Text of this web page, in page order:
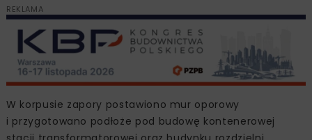
REKLAMA
W korpusie zapory postawiono mur oporowy
i przygotowano podłoże pod budowę kontenerowej